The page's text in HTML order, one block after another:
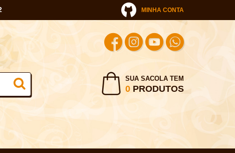
MINHA CONTA
SUA SACOLA TEM
0PRODUTOS